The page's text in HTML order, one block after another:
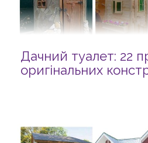
Дачний туалет: 22
оригінальних